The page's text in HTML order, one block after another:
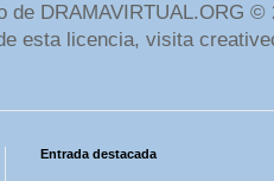
de DRAMAVIRTUAL.ORG ©
esta licencia, visita
Entrada destacada